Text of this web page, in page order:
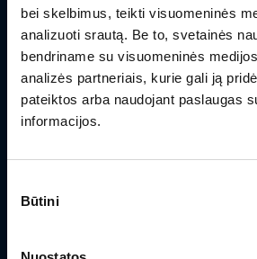
bei skelbimus, teikti visuomeninės
analizuoti srautą. Be to, svetainės
bendriname su visuomeninės
analizės partneriais, kurie gali ją
pateiktos arba naudojant paslaugas
informacijos.
pasirinkimas
Būtini
PRODUKTO VADOVAS